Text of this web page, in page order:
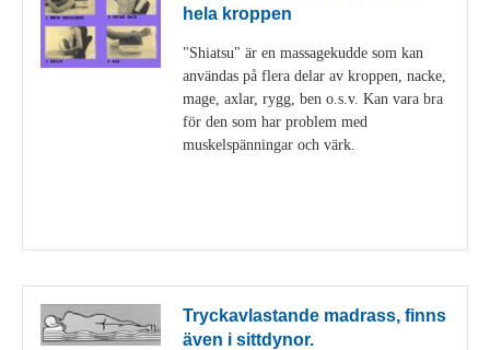
hela kroppen
"Shiatsu" är en massagekudde som kan
användas på flera delar av kroppen, nacke,
mage, axlar, rygg, ben o.s.v. Kan vara bra
för den som har problem med
muskelspänningar och värk.
Tryckavlastande madrass, finns
även i sittdynor.